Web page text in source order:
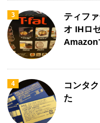
3
ティフ
オ IHロ
Amazon
4
コンタ
た